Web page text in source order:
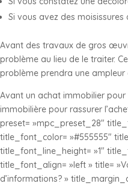
Si vous avez des moisissures
Avant des travaux de gros
problème au lieu de le traiter.
problème prendra une ampleur
Avant un achat immobilier pour
immobilière pour rassurer
preset= »mpc_preset_28″
title_font_color= »#555555″
title_font_line_height= »1″
title_font_align= »left » title=
d’informations? »